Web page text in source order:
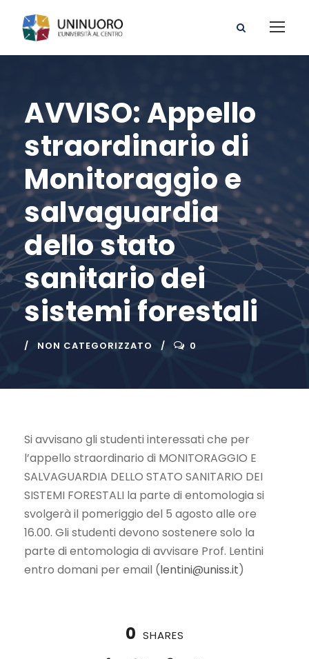
AVVISO: Appello
straordinario di
Monitoraggio e
salvaguardia
dello stato
sanitario dei
sistemi forestali
NON CATEGORIZZATO 0
Si avvisano gli studenti interessati che per
l’appello straordinario di MONITORAGGIO E
SALVAGUARDIA DELLO STATO SANITARIO DEI
SISTEMI FORESTALI la parte di entomologia si
svolgerà il pomeriggio del 5 agosto alle ore
16.00. Gli studenti devono sostenere solo la
parte di entomologia di avvisare Prof. Lentini
entro domani per email (lentini@uniss.it)
0 SHARES